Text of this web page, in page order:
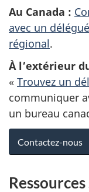
Au Canada :
avec un
régional.
À l’extérieur
« Trouvez un
communiquer
un bureau
Contactez-nous